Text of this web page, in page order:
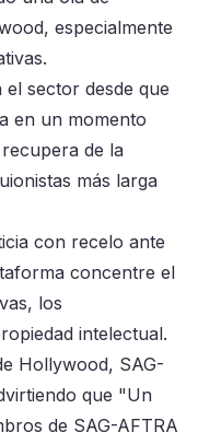
especialmente
sector desde que
en un momento
de la
más larga
con recelo ante
concentre el
los
intelectual.
Hollywood, SAG-
que "Un
de SAG-AFTRA